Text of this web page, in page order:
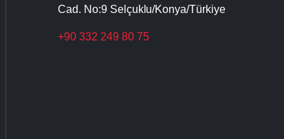
Cad. No:9 Selçuklu/Konya/Türkiye
+90 332 249 80 75